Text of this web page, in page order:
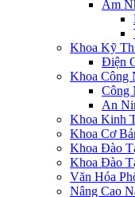
Âm
Khoa Kỹ
Điện
Khoa Công
Công
An
Khoa Kinh
Khoa Cơ
Khoa Đào
Khoa Đào
Văn Hóa
Nâng Cao